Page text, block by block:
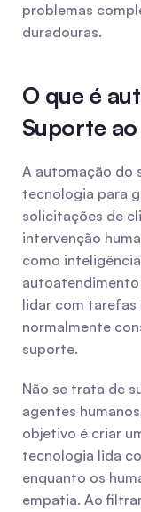
problemas
duradouras.
O que é
Suporte
A automação do
tecnologia para
solicitações de
intervenção
como
lidar com
normalmente
suporte.
Não se trata de
agentes
objetivo é criar
tecnologia lida
enquanto os
empatia. Ao